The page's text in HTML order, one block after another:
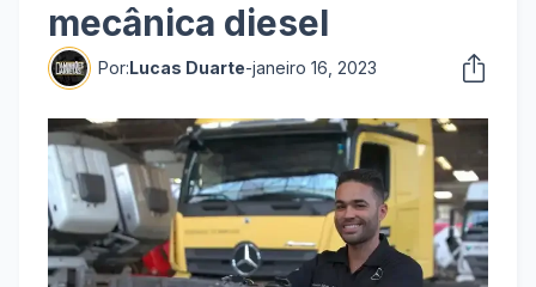
mecânica diesel
Por:Lucas Duarte-janeiro 16, 2023